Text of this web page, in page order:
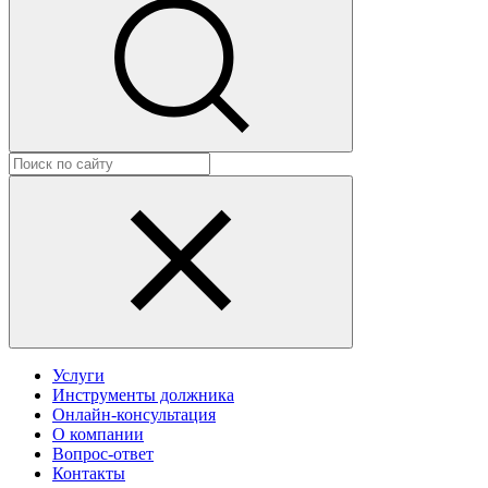
Услуги
Инструменты должника
Онлайн-консультация
О компании
Вопрос-ответ
Контакты